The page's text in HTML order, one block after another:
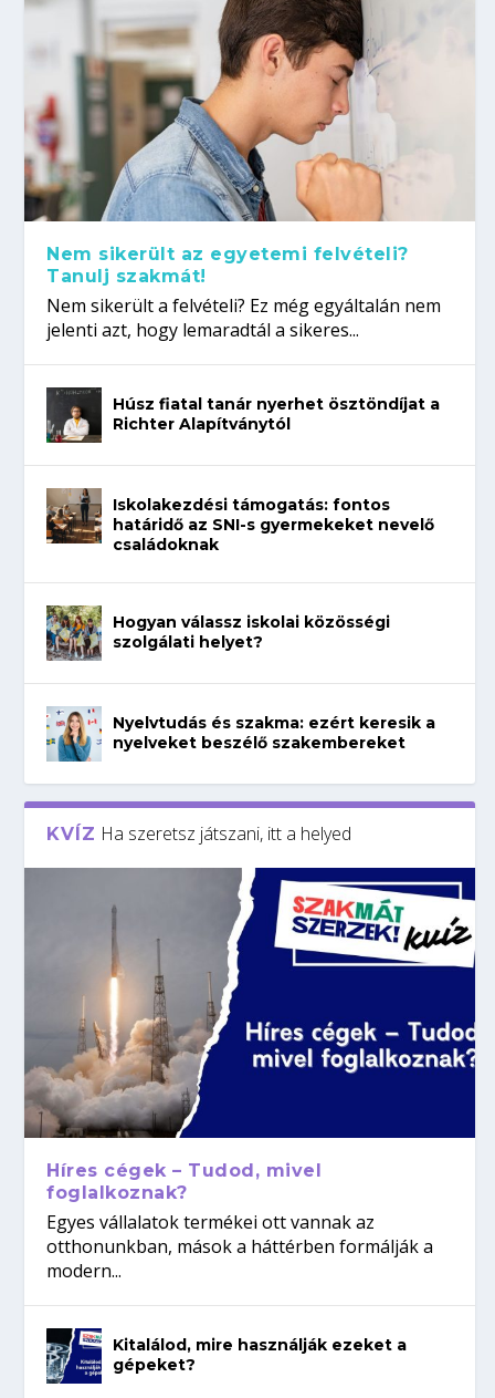
Nem sikerült az egyetemi felvételi?
Tanulj szakmát!
Nem sikerült a felvételi? Ez még egyáltalán nem
jelenti azt, hogy lemaradtál a sikeres...
Húsz fiatal tanár nyerhet ösztöndíjat a
Richter Alapítványtól
Iskolakezdési támogatás: fontos
határidő az SNI-s gyermekeket nevelő
családoknak
Hogyan válassz iskolai közösségi
szolgálati helyet?
Nyelvtudás és szakma: ezért keresik a
nyelveket beszélő szakembereket
KVÍZ Ha szeretsz játszani, itt a helyed
Híres cégek – Tudod, mivel
foglalkoznak?
Egyes vállalatok termékei ott vannak az
otthonunkban, mások a háttérben formálják a
modern...
Kitalálod, mire használják ezeket a
gépeket?